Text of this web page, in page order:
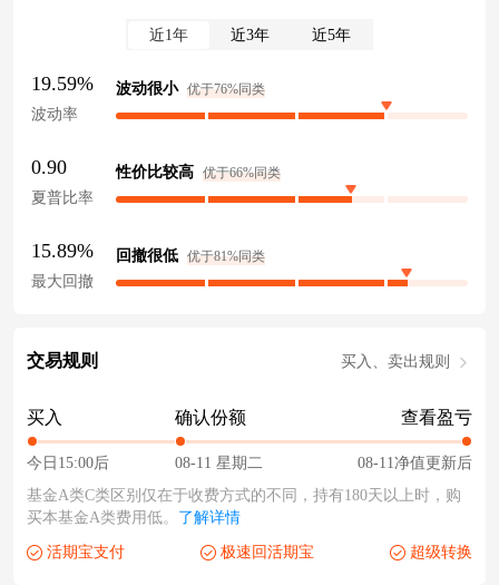
近1年 近3年 近5年
19.59%
波动率
波动很小 优于76%同类
0.90
夏普比率
性价比较高 优于66%同类
15.89%
最大回撤
回撤很低 优于81%同类
交易规则 买入、卖出规则
买入
今日15:00后
确认份额
08-11 星期二
查看盈亏
08-11净值更新后
基金A类C类区别仅在于收费方式的不同，持有180天以上时，购
买本基金A类费用低。 了解详情
活期宝支付 极速回活期宝 超级转换